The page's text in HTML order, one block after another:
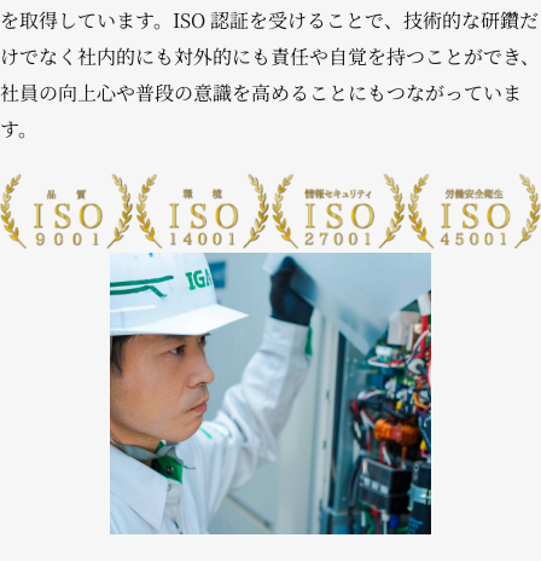
を取得しています。ISO 認証を受けることで、技術的な研鑽だ
けでなく社内的にも対外的にも責任や自覚を持つことができ、
社員の向上心や普段の意識を高めることにもつながっていま
す。